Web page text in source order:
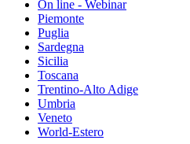
On line - Webinar
Piemonte
Puglia
Sardegna
Sicilia
Toscana
Trentino-Alto Adige
Umbria
Veneto
World-Estero